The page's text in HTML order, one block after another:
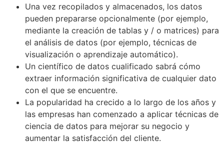
Una vez recopilados y almacenados, los datos
pueden prepararse opcionalmente (por ejemplo,
mediante la creación de tablas y / o matrices) para
el análisis de datos (por ejemplo, técnicas de
visualización o aprendizaje automático).
Un científico de datos cualificado sabrá cómo
extraer información significativa de cualquier dato
con el que se encuentre.
La popularidad ha crecido a lo largo de los años y
las empresas han comenzado a aplicar técnicas de
ciencia de datos para mejorar su negocio y
aumentar la satisfacción del cliente.